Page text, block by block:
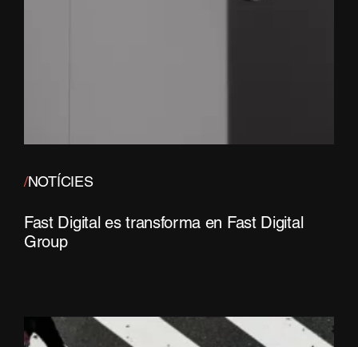
/NOTÍCIES
Fast Digital es transforma en Fast Digital
Group